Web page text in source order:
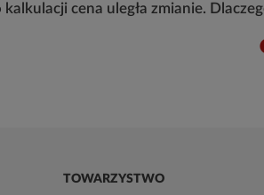
cena uległa zmianie.
TOWARZYSTWO